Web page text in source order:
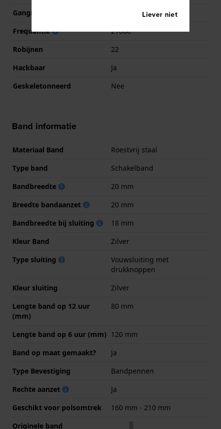
Gangreserve
Frequentie
21600
Robijnen
22
Hackbaar
Ja
Geskeletonneerd
Nee
Band informatie
Materiaal Band
Roestvrij staal
Type band
Schakelband
Bandbreedte
20 mm
Breedte bandaanzet
20 mm
Bandbreedte bij sluiting
18 mm
Kleur Band
Zilver
Type sluiting
Vouwsluiting met
drukknoppen
Kleur sluiting
Zilver
Lengte band op 12 uur
(mm)
80 mm
Lengte band op 6 uur (mm) 120 mm
Band op maat gemaakt?
Ja
Type Bevestiging
Bandpennen
Rechte aanzet
Ja
Geschikt voor polsomtrek
160 mm - 210 mm
Originele band
Liever niet